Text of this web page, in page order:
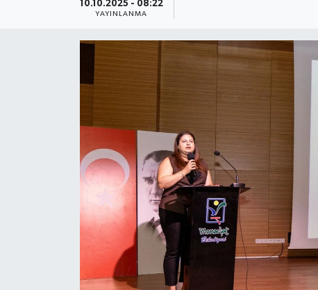
10.10.2025 - 08:22
YAYINLANMA
Kültür & Sanat
Resmi İlan
Sağlık & Yaşam